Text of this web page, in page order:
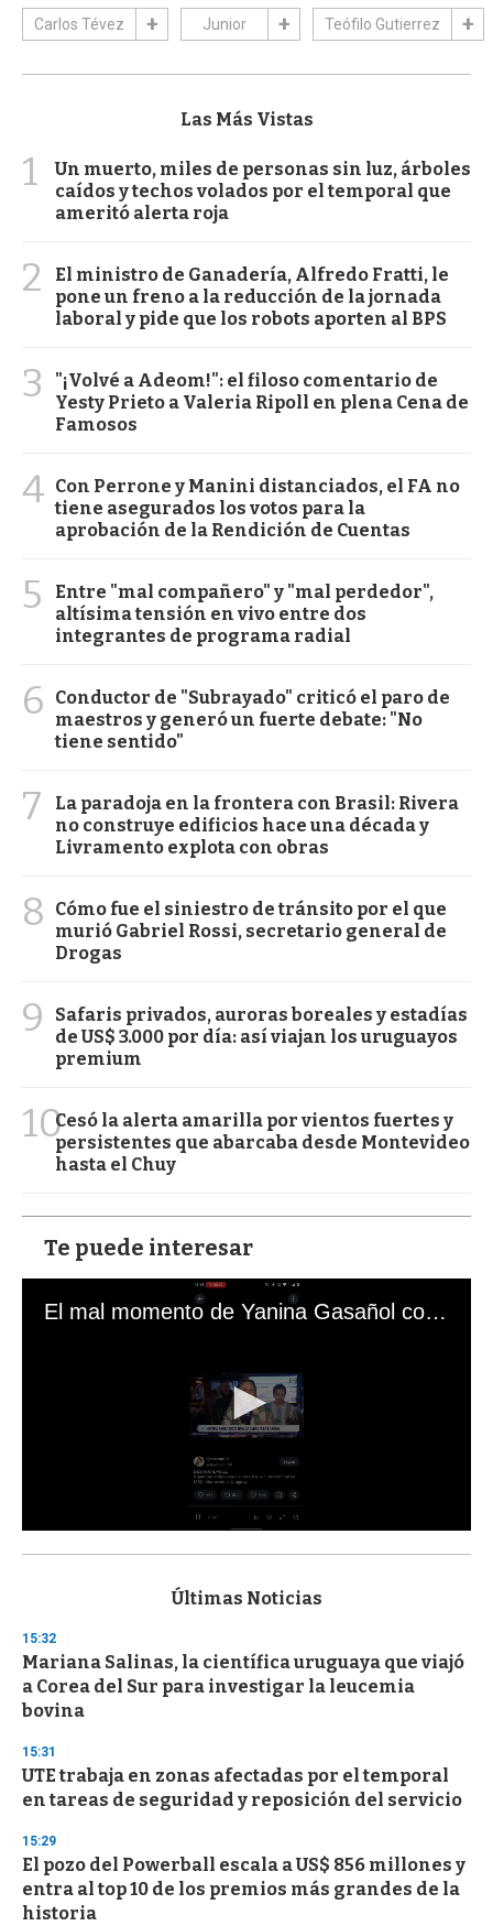
Carlos Tévez Junior Teófilo Gutierrez
Las Más Vistas
1
Un muerto, miles de personas sin luz, árboles
caídos y techos volados por el temporal que
ameritó alerta roja
2
El ministro de Ganadería, Alfredo Fratti, le
pone un freno a la reducción de la jornada
laboral y pide que los robots aporten al BPS
3
"¡Volvé a Adeom!": el filoso comentario de
Yesty Prieto a Valeria Ripoll en plena Cena de
Famosos
4 Con Perrone y Manini distanciados, el FA no
tiene asegurados los votos para la
aprobación de la Rendición de Cuentas
5
Entre "mal compañero" y "mal perdedor",
altísima tensión en vivo entre dos
integrantes de programa radial
6
Conductor de "Subrayado" criticó el paro de
maestros y generó un fuerte debate: "No
tiene sentido"
7
La paradoja en la frontera con Brasil: Rivera
no construye edificios hace una década y
Livramento explota con obras
8
Cómo fue el siniestro de tránsito por el que
murió Gabriel Rossi, secretario general de
Drogas
9
Safaris privados, auroras boreales y estadías
de US$ 3.000 por día: así viajan los uruguayos
premium
10Cesó la alerta amarilla por vientos fuertes y
persistentes que abarcaba desde Montevideo
hasta el Chuy
Te puede interesar
El mal momento de Yanina Gasañol con un hincha argentino en "Subrayado"
s
d
s
o
f
3
s
e
c
o
d
s
Últimas Noticias
15:32
Mariana Salinas, la científica uruguaya que viajó
a Corea del Sur para investigar la leucemia
bovina
15:31
UTE trabaja en zonas afectadas por el temporal
en tareas de seguridad y reposición del servicio
15:29
El pozo del Powerball escala a US$ 856 millones y
entra al top 10 de los premios más grandes de la
historia